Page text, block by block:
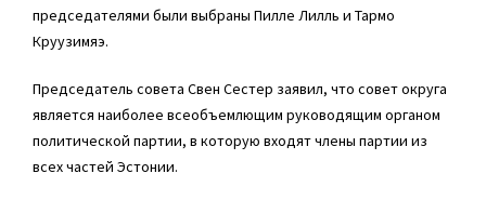
председателями были выбраны Пилле Лилль и Тармо
Круузимяэ.
Председатель совета Свен Сестер заявил, что совет округа
является наиболее всеобъемлющим руководящим органом
политической партии, в которую входят члены партии из
всех частей Эстонии.